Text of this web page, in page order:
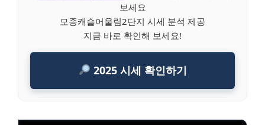
보세요
모종캐슬어울림2단지 시세 분석 제공
지금 바로 확인해 보세요!
2025 시세 확인하기